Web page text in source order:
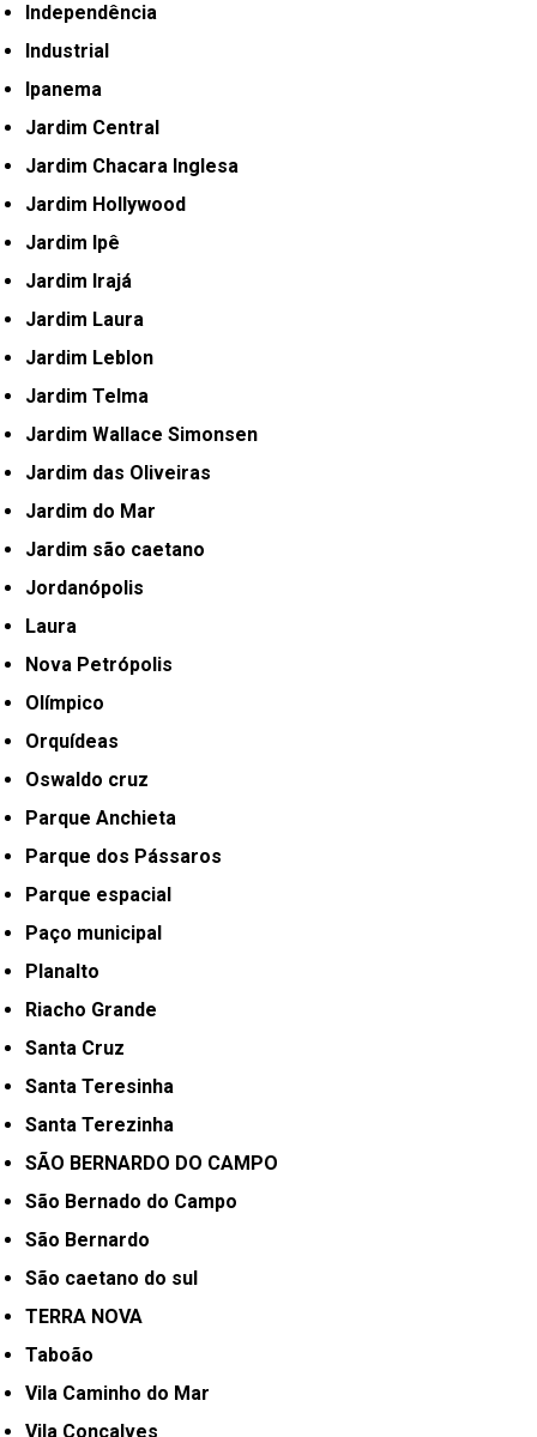
Independência
Industrial
Ipanema
Jardim Central
Jardim Chacara Inglesa
Jardim Hollywood
Jardim Ipê
Jardim Irajá
Jardim Laura
Jardim Leblon
Jardim Telma
Jardim Wallace Simonsen
Jardim das Oliveiras
Jardim do Mar
Jardim são caetano
Jordanópolis
Laura
Nova Petrópolis
Olímpico
Orquídeas
Oswaldo cruz
Parque Anchieta
Parque dos Pássaros
Parque espacial
Paço municipal
Planalto
Riacho Grande
Santa Cruz
Santa Teresinha
Santa Terezinha
SÃO BERNARDO DO CAMPO
São Bernado do Campo
São Bernardo
São caetano do sul
TERRA NOVA
Taboão
Vila Caminho do Mar
Vila Conçalves